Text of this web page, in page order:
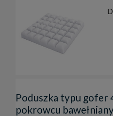
Poduszka typu gofer
pokrowcu